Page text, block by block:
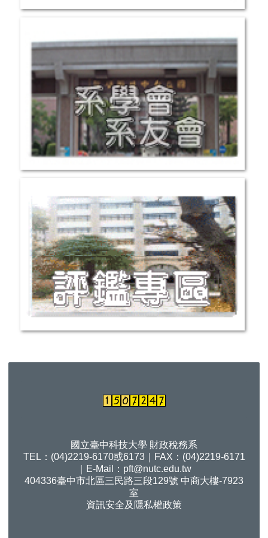
國立臺中科技大學 財政稅務系
TEL：(04)2219-6170或6173｜FAX：(04)2219-6171
｜E-Mail： pft@nutc.edu.tw
404336臺中市北區三民路三段129號 中商大樓-7923
室
資訊安全及隱私權政策